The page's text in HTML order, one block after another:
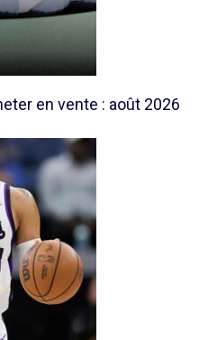
en vente : août 2026